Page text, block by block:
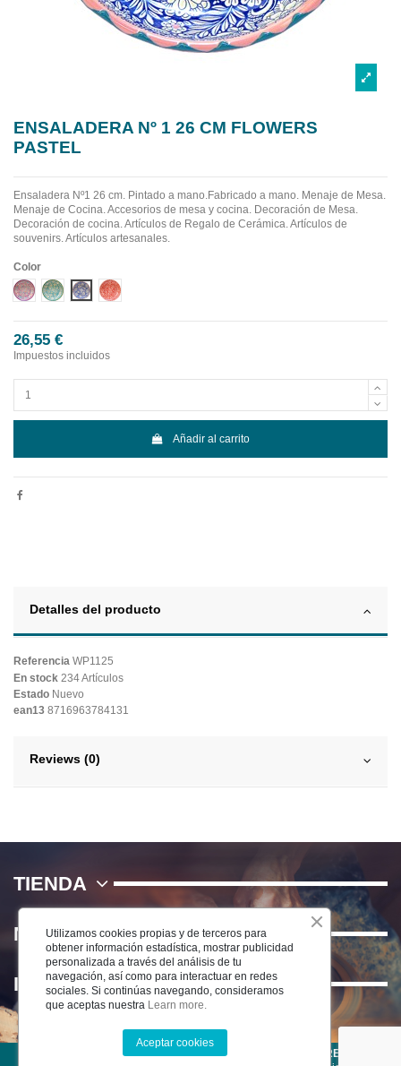
ENSALADERA Nº 1 26 CM FLOWERS
PASTEL
Ensaladera Nº1 26 cm. Pintado a mano.Fabricado a mano. Menaje de Mesa.
Menaje de Cocina. Accesorios de mesa y cocina. Decoración de Mesa.
Decoración de cocina. Artículos de Regalo de Cerámica. Artículos de
souvenirs. Artículos artesanales.
Color
Diseño 1Diseño 2Diseño 3Diseño 4
26,55 €
Impuestos incluidos
Añadir al carrito
Detalles del producto
Referencia WP1125
En stock 234 Artículos
Estado Nuevo
ean13 8716963784131
Reviews (0)
TIENDA
NOSOTROS
INFORMACIÓN
©2025 CERÁMICA DEL RÍO SALADO S.L . TODOS LOS DERECHOS
Utilizamos cookies propias y de terceros para
obtener información estadística, mostrar publicidad
personalizada a través del análisis de tu
navegación, así como para interactuar en redes
sociales. Si continúas navegando, consideramos
que aceptas nuestra Learn more.
Aceptar cookies